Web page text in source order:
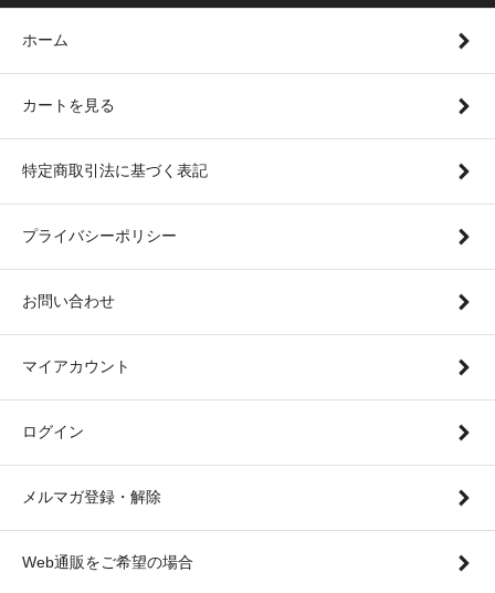
ホーム
カートを見る
特定商取引法に基づく表記
プライバシーポリシー
お問い合わせ
マイアカウント
ログイン
メルマガ登録・解除
Web通販をご希望の場合